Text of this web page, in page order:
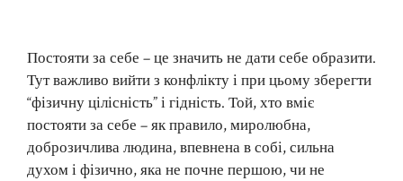
Постояти за себе – це значить не дати себе образити.
Тут важливо вийти з конфлікту і при цьому зберегти
“фізичну цілісність” і гідність. Той, хто вміє
постояти за себе – як правило, миролюбна,
доброзичлива людина, впевнена в собі, сильна
духом і фізично, яка не почне першою, чи не